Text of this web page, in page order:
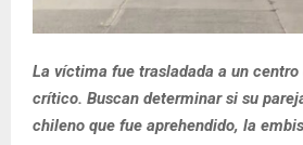
La víctima fue trasladada a un centro
crítico. Buscan determinar si su
chileno que fue aprehendido, la